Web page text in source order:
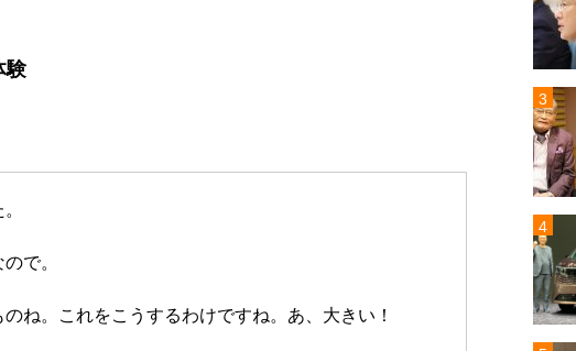
験
で。
ね。これをこうするわけですね。あ、大きい！